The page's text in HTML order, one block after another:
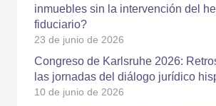
inmuebles sin la intervención del
fiduciario?
23 de junio de 2026
Congreso de Karlsruhe 2026:
las jornadas del diálogo jurídico
10 de junio de 2026